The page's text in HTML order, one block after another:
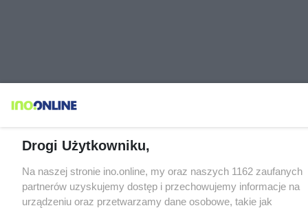
Drogi Użytkowniku,
Na naszej stronie ino.online, my oraz naszych 1162 zaufanych
partnerów uzyskujemy dostęp i przechowujemy informacje na
urządzeniu oraz przetwarzamy dane osobowe, takie jak